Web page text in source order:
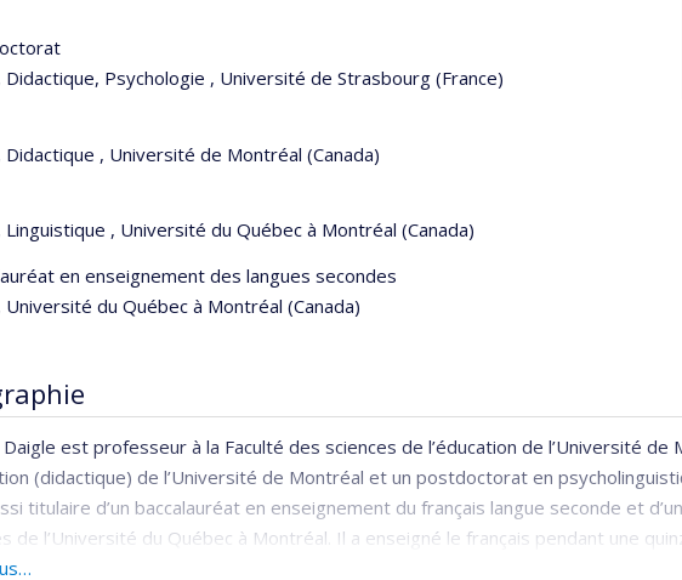
Didactique, Psychologie , Université de Strasbourg (France)
Didactique , Université de Montréal (Canada)
Linguistique , Université du Québec à Montréal (Canada)
en enseignement des langues secondes
Université du Québec à Montréal (Canada)
est professeur à la Faculté des sciences de l’éducation de l’Université
(didactique) de l’Université de Montréal et un postdoctorat en
titulaire d’un baccalauréat en enseignement du français langue seconde et
de l’Université du Québec à Montréal. Il a enseigné le français pendant une
l'Université de Montréal et ses recherches actuelles concernent l'apprentissage